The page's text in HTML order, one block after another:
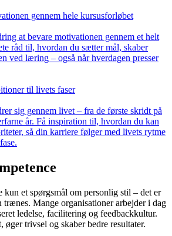
gennem hele kursusforløbet
at bevare motivationen gennem et helt
råd til, hvordan du sætter mål, skaber
ved læring – også når hverdagen presser
til livets faser
sig gennem livet – fra de første skridt på
år. Få inspiration til, hvordan du kan
så din karriere følger med livets rytme
kun et spørgsmål om personlig stil – det er
trænes. Mange organisationer arbejder i dag
ledelse, facilitering og feedbackkultur.
øger trivsel og skaber bedre resultater.